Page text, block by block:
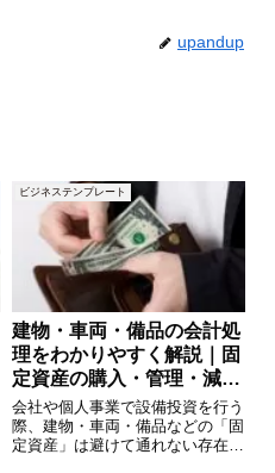
upandup
ビジネステンプレート
建物・車両・備品の会計処
理をわかりやすく解説｜固
定資産の購入・管理・減価
償却の基本
会社や個人事業で設備投資を行う
際、建物・車両・備品などの「固
定資産」は避けて通れない存在で